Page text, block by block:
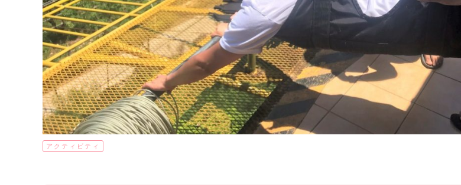
アクティビティ